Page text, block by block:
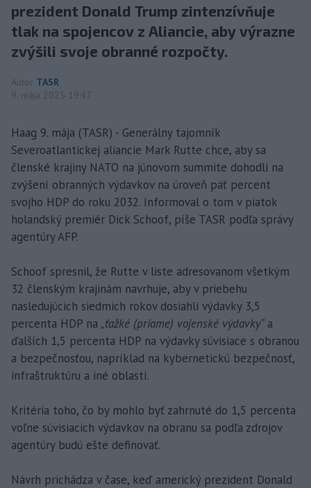
prezident Donald Trump zintenzívňuje
tlak na spojencov z Aliancie, aby výrazne
zvýšili svoje obranné rozpočty.
Autor TASR
9. mája 2025 19:47
Haag 9. mája (TASR) - Generálny tajomník
Severoatlantickej aliancie Mark Rutte chce, aby sa
členské krajiny NATO na júnovom summite dohodli na
zvýšení obranných výdavkov na úroveň päť percent
svojho HDP do roku 2032. Informoval o tom v piatok
holandský premiér Dick Schoof, píše TASR podľa správy
agentúry AFP.
Schoof spresnil, že Rutte v liste adresovanom všetkým
32 členským krajinám navrhuje, aby v priebehu
nasledujúcich siedmich rokov dosiahli výdavky 3,5
percenta HDP na „ťažké (priame) vojenské výdavky“ a
ďalších 1,5 percenta HDP na výdavky súvisiace s obranou
a bezpečnosťou, napríklad na kybernetickú bezpečnosť,
infraštruktúru a iné oblasti.
Kritéria toho, čo by mohlo byť zahrnuté do 1,5 percenta
voľne súvisiacich výdavkov na obranu sa podľa zdrojov
agentúry budú ešte definovať.
Návrh prichádza v čase, keď americký prezident Donald